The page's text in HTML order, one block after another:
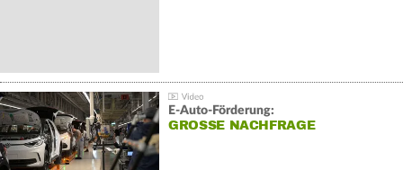
E-Auto-Förderung:
GROSSE NACHFRAGE